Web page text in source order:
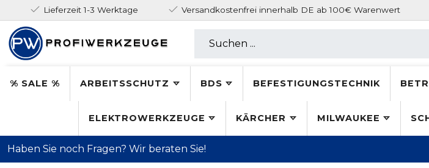
Lieferzeit 1-3 Werktage Versandkostenfrei innerhalb DE ab 100€ Warenwert
% SALE % ARBEITSSCHUTZ BDS BEFESTIGUNGSTECHNIK
ELEKTROWERKZEUGE KÄRCHER MILWAUKEE
Haben Sie noch Fragen? Wir beraten Sie!